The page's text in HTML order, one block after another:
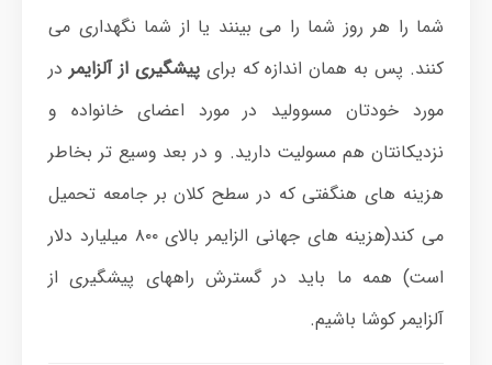
شما را هر روز شما را می بینند یا از شما نگهداری می
کنند. پس به همان اندازه که برایپیشگیری از آلزایمر در
مورد خودتان مسوولید در مورد اعضای خانواده و
نزدیکانتان هم مسولیت دارید. و در بعد وسیع تر بخاطر
هزینه های هنگفتی که در سطح کلان بر جامعه تحمیل
می کند(هزینه های جهانی الزایمر بالای ۸۰۰ میلیارد دلار
است) همه ما باید در گسترش راههای پیشگیری از
آلزایمر کوشا باشیم.